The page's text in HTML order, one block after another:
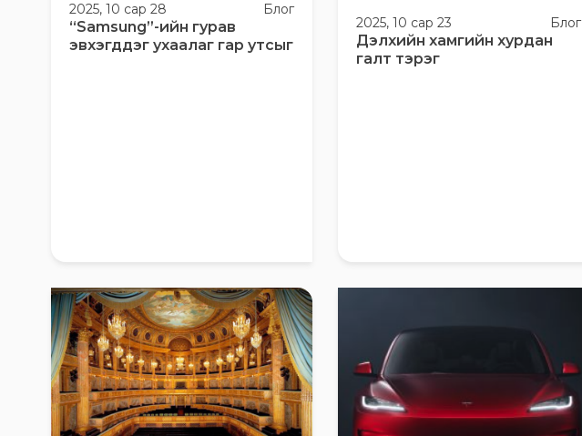
2025, 10 сар 28 Блог
“Samsung”-ийн гурав
эвхэгддэг ухаалаг гар утсыг
2025, 10 сар 23 Блог
Дэлхийн хамгийн хурдан
галт тэрэг